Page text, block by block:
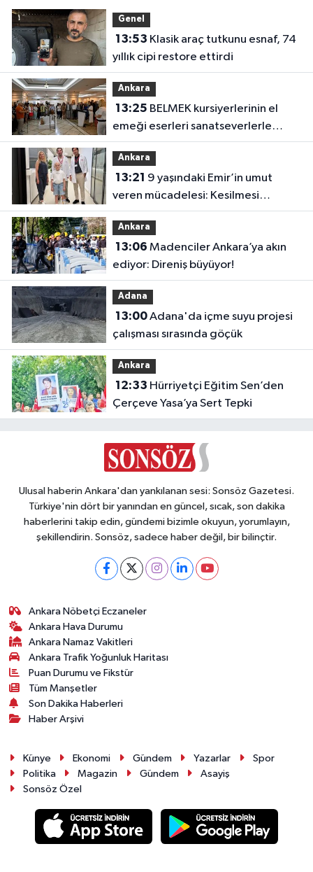
Genel
13:53
yıllık cipi restore ettirdi
Ankara
13:25
emeği eserleri sanatseverlerle
buluşuyor
Ankara
13:21
veren mücadelesi: Kesilmesi
önerilen bacağı kurtarıldı
Ankara
13:06
ediyor: Direniş büyüyor!
Adana
13:00Adana'da içme suyu projesi
çalışması sırasında göçük
Ankara
12:33
Çerçeve Yasa’ya Sert Tepki
Ulusal haberin Ankara'dan yankılanan sesi: Sonsöz Gazetesi.
Türkiye'nin dört bir yanından en güncel, sıcak, son dakika
haberlerini takip edin, gündemi bizimle okuyun, yorumlayın,
şekillendirin. Sonsöz, sadece haber değil, bir bilinçtir.
Ankara Nöbetçi Eczaneler
Ankara Hava Durumu
Ankara Namaz Vakitleri
Ankara Trafik Yoğunluk Haritası
Puan Durumu ve Fikstür
Tüm Manşetler
Son Dakika Haberleri
Haber Arşivi
Künye Ekonomi Gündem Yazarlar
Spor
Politika
Magazin Gündem
Asayiş
Sonsöz Özel